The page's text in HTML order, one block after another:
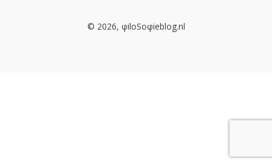
© 2026, φiloSoφieblog.nl